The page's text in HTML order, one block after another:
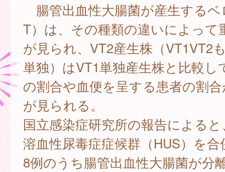
腸管出血性大腸菌が産生するベ
T）は、その種類の違いによって
が見られ、VT2産生株（VT1VT2
単独）はVT1単独産生株と比較し
の割合や血便を呈する患者の割
が見られる。
国立感染症研究所の報告による
溶血性尿毒症症候群（HUS）を
8例のうち腸管出血性大腸菌が分